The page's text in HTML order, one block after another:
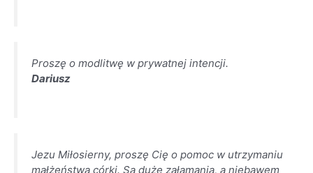
Proszę o modlitwę w prywatnej intencji.
Dariusz
Jezu Miłosierny, proszę Cię o pomoc w utrzymaniu
małżeństwa córki. Są duże załamania, a niebawem